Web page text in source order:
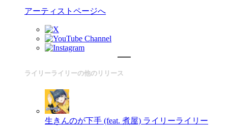
アーティストページへ
ライリーライリーの他のリリース
生きんのが下手 (feat. 煮屋) ライリーライリー